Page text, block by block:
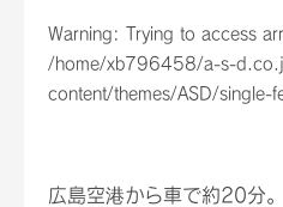
Warning : Trying to access
/home/xb796458/a-s-
content/themes/ASD/single-
広島空港から車で約20分。